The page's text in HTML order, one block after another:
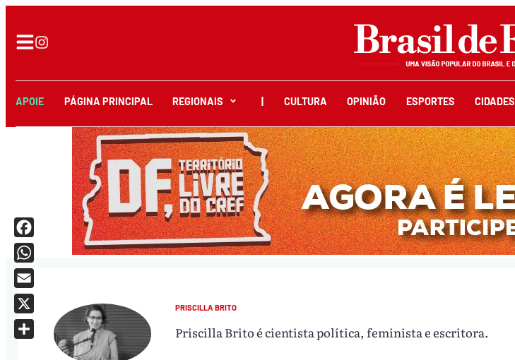
APOIE PÁGINA PRINCIPAL REGIONAIS CULTURA OPINIÃO ESPORTES CIDADES
PRISCILLA BRITO
Priscilla Brito é cientista política, feminista e escritora.
Facebook
WhatsApp
Email
X